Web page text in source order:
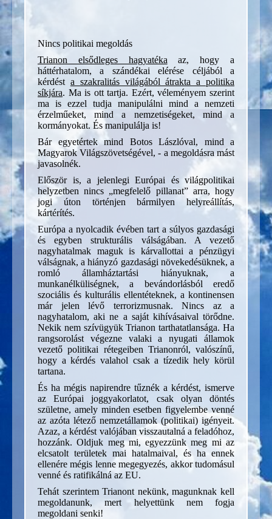
Nincs politikai megoldás
Trianon elsődleges hagyatéka az, hogy a
háttérhatalom, a szándékai elérése céljából a
kérdést a szakralitás világából átrakta a politika
síkjára. Ma is ott tartja. Ezért, véleményem szerint
ma is ezzel tudja manipulálni mind a nemzeti
érzelműeket, mind a nemzetiségeket, mind a
kormányokat. És manipulálja is!
Bár egyetértek mind Botos Lászlóval, mind a
Magyarok Világszövetségével, - a megoldásra mást
javasolnék.
Először is, a jelenlegi Európai és világpolitikai
helyzetben nincs „megfelelő pillanat” arra, hogy
jogi úton történjen bármilyen helyreállítás,
kártérítés.
Európa a nyolcadik évében tart a súlyos gazdasági
és egyben strukturális válságában. A vezető
nagyhatalmak maguk is kárvallottai a pénzügyi
válságnak, a hiányzó gazdasági növekedésüknek, a
romló államháztartási hiányuknak, a
munkanélküliségnek, a bevándorlásból eredő
szociális és kulturális ellentéteknek, a kontinensen
már jelen lévő terrorizmusnak. Nincs az a
nagyhatalom, aki ne a saját kihívásaival törődne.
Nekik nem szívügyük Trianon tarthatatlansága. Ha
rangsorolást végezne valaki a nyugati államok
vezető politikai rétegeiben Trianonról, valószínű,
hogy a kérdés valahol csak a tízedik hely körül
tartana.
És ha mégis napirendre tűznék a kérdést, ismerve
az Európai joggyakorlatot, csak olyan döntés
születne, amely minden esetben figyelembe venné
az azóta létező nemzetállamok (politikai) igényeit.
Azaz, a kérdést valójában visszautalná a feladóhoz,
hozzánk. Oldjuk meg mi, egyezzünk meg mi az
elcsatolt területek mai hatalmaival, és ha ennek
ellenére mégis lenne megegyezés, akkor tudomásul
venné és ratifikálná az EU.
Tehát szerintem Trianont nekünk, magunknak kell
megoldanunk, mert helyettünk nem fogja
megoldani senki!